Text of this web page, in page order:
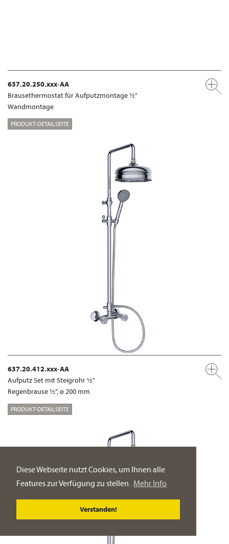
Diese Webseite nutzt Cookies, um Ihnen alle
Features zur Verfügung zu stellen. Mehr Info
Verstanden!
637.20.250.xxx-AA
Brausethermostat für Aufputzmontage ½"
Wandmontage
PRODUKT-DETAILSEITE
637.20.412.xxx-AA
Aufputz Set mit Steigrohr ½"
Regenbrause ½“, ø 200 mm
PRODUKT-DETAILSEITE